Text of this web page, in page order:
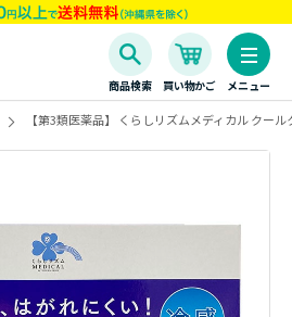
商品検索 買い物かご メニュー
【第3類医薬品】 くらしリズムメディカル クー